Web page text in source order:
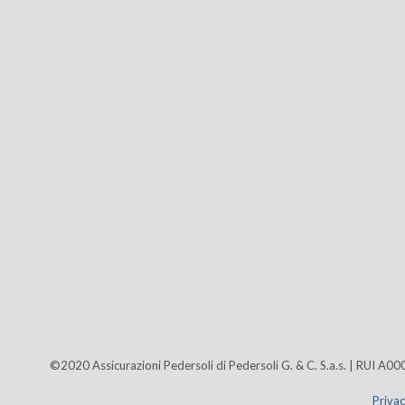
©2020 Assicurazioni Pedersoli di Pedersoli G. & C. S.a.s. | RUI